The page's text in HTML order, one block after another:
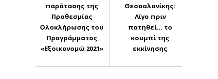
παράτασης της
Προθεσμίας
Ολοκλήρωσης του
Προγράμματος
«Εξοικονομώ 2021»
Θεσσαλονίκης:
Λίγο πριν
πατηθεί… το
κουμπί της
εκκίνησης